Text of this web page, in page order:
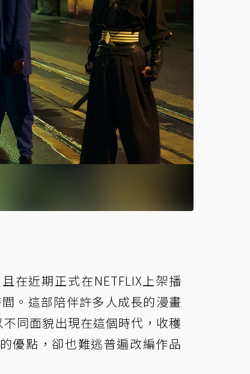
在近期正式在NETFLIX上架播
。這部陪伴許多人成長的漫畫
同面貌出現在這個時代，收穫
優點，卻也難逃普遍改編作品